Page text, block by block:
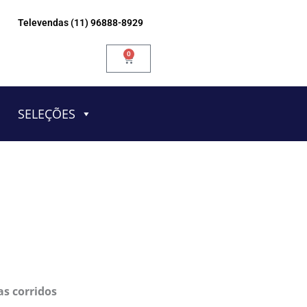
Televendas (11) 96888-8929
0
Carrinho
SELEÇÕES
corridos